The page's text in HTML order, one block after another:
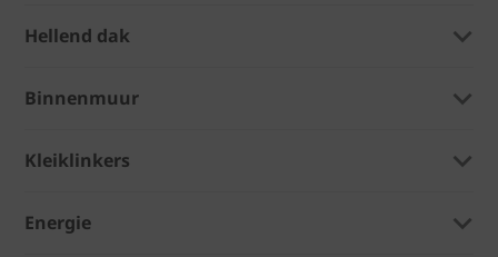
Hellend dak
Binnenmuur
Kleiklinkers
Energie